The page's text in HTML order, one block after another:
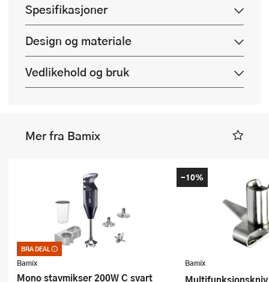
Spesifikasjoner
Design og materiale
Vedlikehold og bruk
Mer fra Bamix
BRA DEAL
Bra deal – merkelappen som garanterer
et godt kjøp. Kan ikke kombineres med
kuponger eller andre tilbud
Bamix
Mono stavmikser 200W C svart
Bamix
-10%